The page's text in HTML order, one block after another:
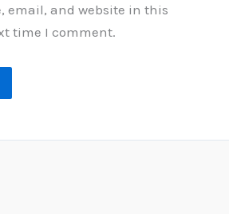
email, and website in this
time I comment.